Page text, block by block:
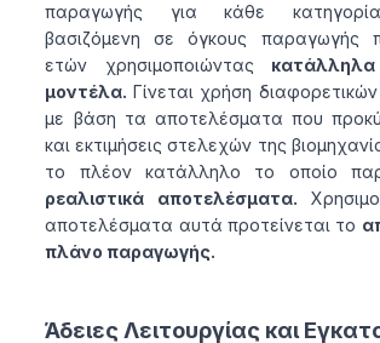
παραγωγής για κάθε
βασιζόμενη σε όγκους παραγωγής
ετών χρησιμοποιώντας
μοντέλα. Γίνεται χρήση
με βάση τα αποτελέσματα που
και εκτιμήσεις στελεχών της
το πλέον κατάλληλο το οποίο
ρεαλιστικά αποτελέσματα.
αποτελέσματα αυτά προτείνεται το
πλάνο παραγωγής.
Άδειες Λειτουργίας και